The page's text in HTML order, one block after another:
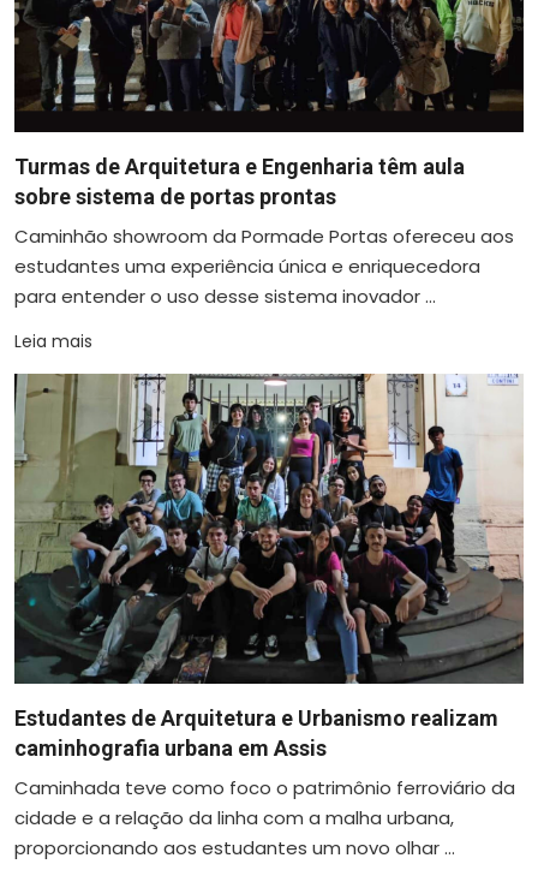
Turmas de Arquitetura e Engenharia têm aula
sobre sistema de portas prontas
Caminhão showroom da Pormade Portas ofereceu aos
estudantes uma experiência única e enriquecedora
para entender o uso desse sistema inovador ...
Leia mais
Estudantes de Arquitetura e Urbanismo realizam
caminhografia urbana em Assis
Caminhada teve como foco o patrimônio ferroviário da
cidade e a relação da linha com a malha urbana,
proporcionando aos estudantes um novo olhar ...